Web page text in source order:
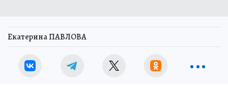
Екатерина ПАВЛОВА